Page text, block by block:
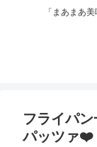
「まあまあ
フライパ
パッツァ❤️